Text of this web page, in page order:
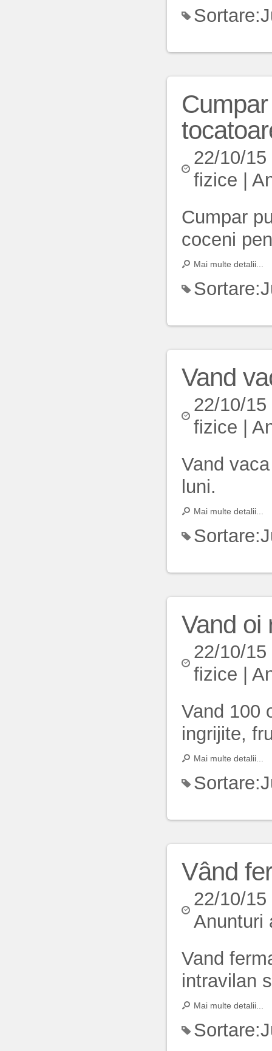
Sortare:
22/10/
fizice
Cumpar
coceni
Mai multe detalii...
Sortare:
Vand
22/10/
fizice
Vand
luni.
Mai multe detalii...
Sortare:
Vand oi
22/10/
fizice
Vand 100
ingrijite,
Mai multe detalii...
Sortare:
Vând
22/10/
Anunturi
Vand
intravilan
Mai multe detalii...
Sortare: